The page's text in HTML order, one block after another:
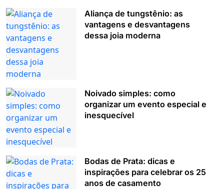
Aliança de tungstênio: as
vantagens e desvantagens
dessa joia moderna
Noivado simples: como
organizar um evento especial e
inesquecível
Bodas de Prata: dicas e
inspirações para celebrar os 25
anos de casamento